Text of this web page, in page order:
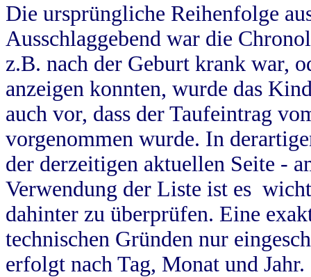
Die ursprüngliche Reihenfolge
Ausschlaggebend war die
z.B. nach der Geburt krank war,
anzeigen konnten, wurde das
auch vor, dass der Taufeintrag
vorgenommen wurde. In
der derzeitigen aktuellen Seite -
Verwendung der Liste ist es
dahinter zu überprüfen. Eine
technischen Gründen nur
erfolgt nach Tag, Monat und Jahr.